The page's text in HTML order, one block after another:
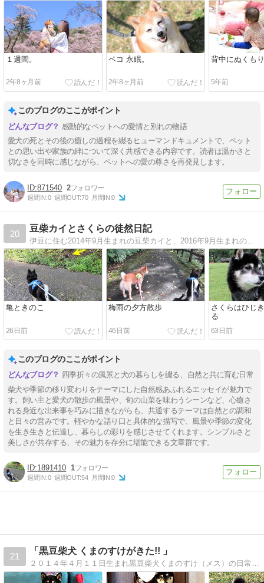
１週間。
2年8ヶ月前
ペコ 永眠。
2年8ヶ月前
背中にぬくも
5年前
このブログのここがポイント
感動的なペットへの愛情と別れの物語
愛犬の死とその後の癒しの過程を綴るヒューマンドキュメントで、ペット
との思い出や家族の絆について深く共感できる内容です。読者は温かさと
切なさを同時に感じながら、ペットへの愛の尊さを再発見します。
871540 2
週間IN:0 週間OUT:70 月間IN:0
20
豆柴カイとさくらの徒然日記
伊豆に住む2014年9月生まれの豆柴カイと、2016年9月生まれのカイの子黒豆柴さくらの毎日と、日々の日記です。
亀ときのこ
26日前
梅雨の夕方散歩
46日前
さくらはひじ
る
63日前
このブログのここがポイント
四季折々の風景と犬の暮らしを綴る、自然と共に育む日常
柴犬や季節の移り変わりをテーマにした自然感あふれるエッセイが魅力で
す。飼い主と愛犬の散歩の風景や、旬の山菜を味わうシーンなど、心癒さ
れる身近な出来事を巧みに描きながらも、共通するテーマは自然との調和
と日々の営みです。軽やかな語り口と具体的な描写で、風景や季節の変化
を生き生きと伝達し、暮らしの彩りを感じさせてくれます。シンプルさと
美しさが共存する、その魅力を存分に堪能できる文章群です。
1891410 1
週間IN:0 週間OUT:54 月間IN:0
21
「黒豆柴犬 くまのすけがきた!! 」
２０１４年４月１１日生まれ黒豆柴犬くまのすけ（メス）の日常をメインにしたブログです。黒柴犬×豆柴犬×くまのすけ×駒沢公園×ダイビング×フィギュアスケート…